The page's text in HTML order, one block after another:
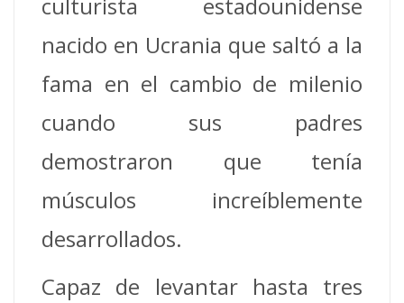
culturista estadounidense
nacido en Ucrania que saltó a la
fama en el cambio de milenio
cuando sus padres
demostraron que tenía
músculos increíblemente
desarrollados.
Capaz de levantar hasta tres